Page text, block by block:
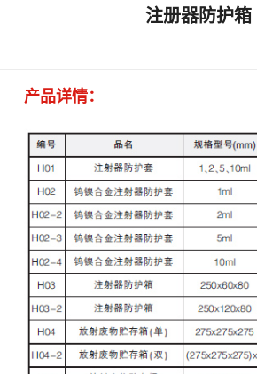
注册器防护箱
产品详情：